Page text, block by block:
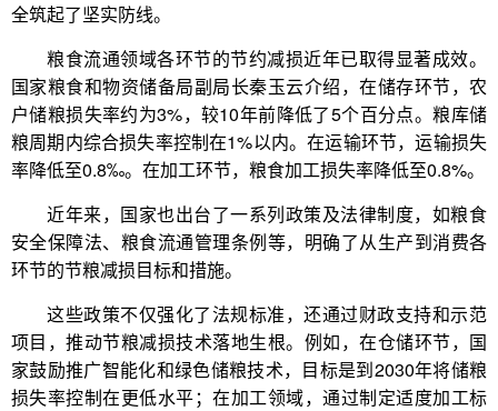
全筑起了坚实防线。
粮食流通领域各环节的节约减损近年已取得显著成效。
国家粮食和物资储备局副局长秦玉云介绍，在储存环节，农
户储粮损失率约为3%，较10年前降低了5个百分点。粮库储
粮周期内综合损失率控制在1%以内。在运输环节，运输损失
率降低至0.8‰。在加工环节，粮食加工损失率降低至0.8%。
近年来，国家也出台了一系列政策及法律制度，如粮食
安全保障法、粮食流通管理条例等，明确了从生产到消费各
环节的节粮减损目标和措施。
这些政策不仅强化了法规标准，还通过财政支持和示范
项目，推动节粮减损技术落地生根。例如，在仓储环节，国
家鼓励推广智能化和绿色储粮技术，目标是到2030年将储粮
损失率控制在更低水平；在加工领域，通过制定适度加工标